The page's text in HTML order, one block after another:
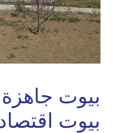
بيوت جاهزة
بيوت